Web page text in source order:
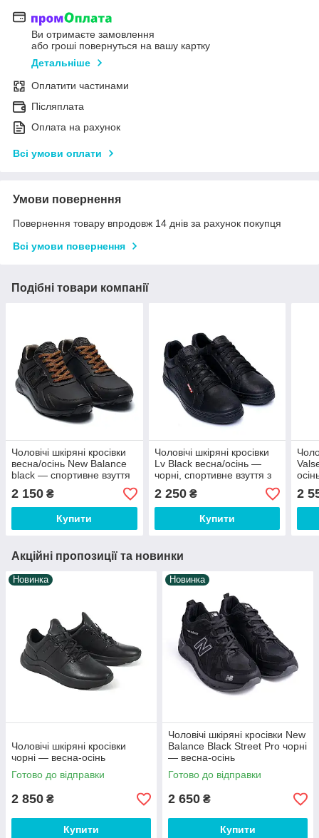
Ви отримаєте замовлення
або гроші повернуться на вашу картку
Детальніше
Оплатити частинами
Післяплата
Оплата на рахунок
Всі умови оплати
Умови повернення
Повернення товару впродовж 14 днів за рахунок покупця
Всі умови повернення
Подібні товари компанії
Чоловічі шкіряні кросівки
весна/осінь New Balance
black — спортивне взуття
з натуральної шкіри
2 150 ₴
Купити
Чоловічі шкіряні кросівки
Lv Black весна/осінь —
чорні, спортивне взуття з
натуральної шкіри
2 250₴
Купити
з
2
Акційні пропозиції та новинки
Новинка
Чоловічі шкіряні кросівки
чорні — весна-осінь
Готово до відправки
2 850 ₴
Купити
Новинка
Чоловічі шкіряні кросівки New
Balance Black Street Pro чорні
— весна-осінь
Готово до відправки
2 650 ₴
Купити